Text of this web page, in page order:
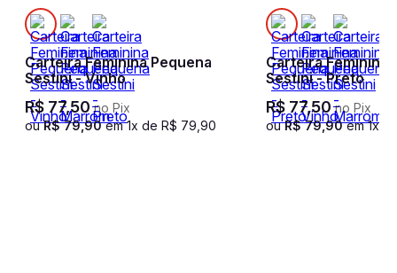
Carteira Feminina Pequena
Sestini - Vinho
R$ 77,50no Pix
ouR$ 79,90em1x de R$ 79 90
Carteira Feminina
Sestini - Preto
R$ 77,50no Pix
ouR$ 79,90em1x